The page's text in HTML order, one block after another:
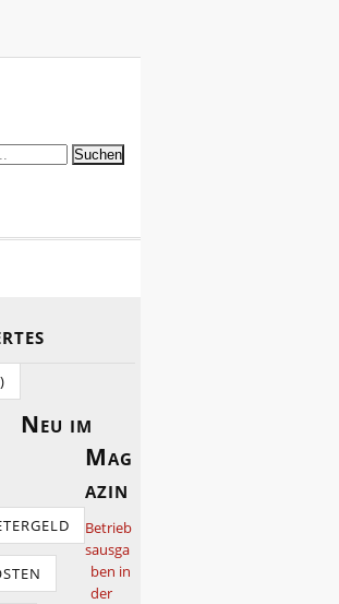
Neu im
Mag
azin
Betrieb
sausga
ben in
der